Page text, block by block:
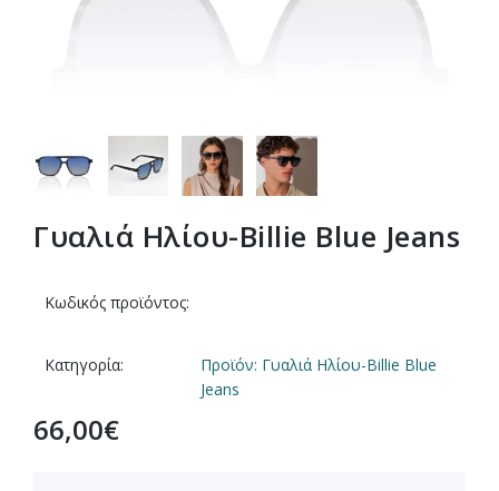
Γυαλιά Ηλίου-Βillie Blue Jeans
Κωδικός προϊόντος:
Κατηγορία:
Προϊόν: Γυαλιά Ηλίου-Βillie Blue
Jeans
66,00€